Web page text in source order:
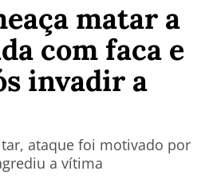
matar a
com faca e
invadir a
ataque foi motivado por
a vítima